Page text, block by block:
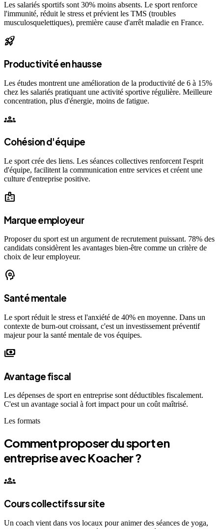
Les salariés sportifs sont 30% moins absents. Le sport renforce
l'immunité, réduit le stress et prévient les TMS (troubles
musculosquelettiques), première cause d'arrêt maladie en France.
rocket_launch
Productivité en hausse
Les études montrent une amélioration de la productivité de 6 à 15%
chez les salariés pratiquant une activité sportive régulière. Meilleure
concentration, plus d'énergie, moins de fatigue.
groups
Cohésion d'équipe
Le sport crée des liens. Les séances collectives renforcent l'esprit
d'équipe, facilitent la communication entre services et créent une
culture d'entreprise positive.
badge
Marque employeur
Proposer du sport est un argument de recrutement puissant. 78% des
candidats considèrent les avantages bien-être comme un critère de
choix de leur employeur.
psychology
Santé mentale
Le sport réduit le stress et l'anxiété de 40% en moyenne. Dans un
contexte de burn-out croissant, c'est un investissement préventif
majeur pour la santé mentale de vos équipes.
payments
Avantage fiscal
Les dépenses de sport en entreprise sont déductibles fiscalement.
C'est un avantage social à fort impact pour un coût maîtrisé.
Les formats
Comment proposer du sport en
entreprise avec Koacher ?
groups
Cours collectifs sur site
Un coach vient dans vos locaux pour animer des séances de yoga,